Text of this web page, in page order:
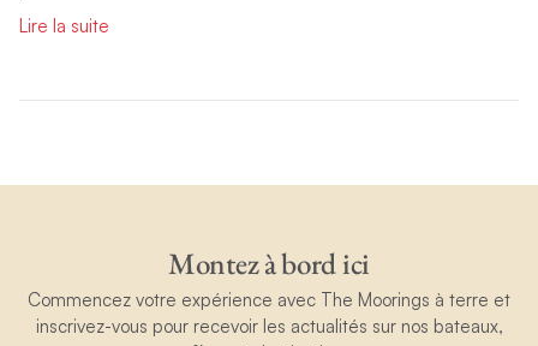
Lire la suite
Montez à bord ici
Commencez votre expérience avec The Moorings à terre et
inscrivez-vous pour recevoir les actualités sur nos bateaux,